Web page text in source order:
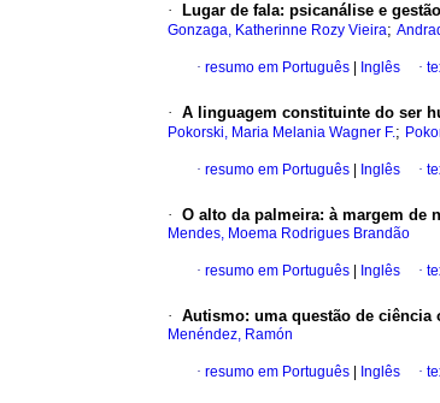
· Lugar de fala: psicanálise e
Gonzaga, Katherinne Rozy Vieira;
· resumo em Português Inglês ·
· A linguagem constituinte do ser
Pokorski, Maria Melania Wagner F.;
· resumo em Português Inglês ·
· O alto da palmeira: à margem de
Mendes, Moema Rodrigues Brandão
· resumo em Português Inglês ·
· Autismo: uma questão de ciência
Menéndez, Ramón
· resumo em Português Inglês ·